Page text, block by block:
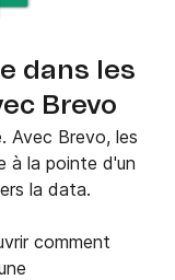
dans les
Brevo
Avec Brevo, les
à la pointe d'un
la data.
comment